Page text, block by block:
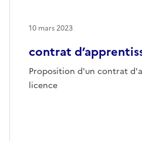
contrat
Proposition d'un contrat
licence
10 mars 2023